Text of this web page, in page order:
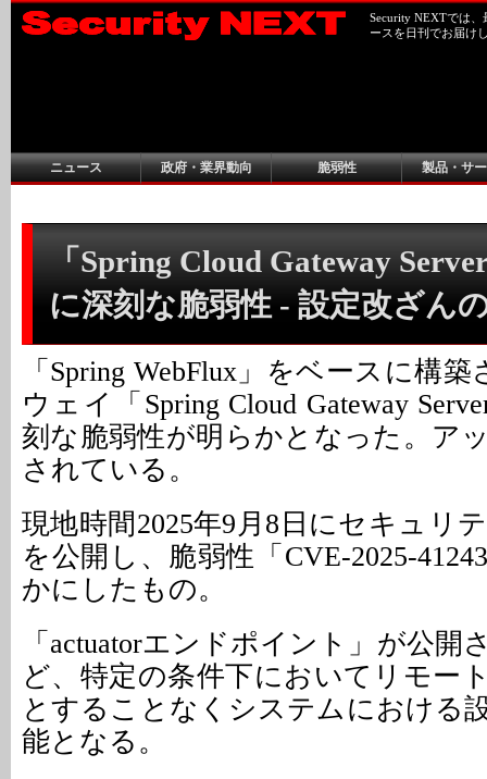
Security NEXTでは
ースを日刊でお届け
ニュース 政府・業界動向 脆弱性 製品・サ
「Spring Cloud Gateway
に深刻な脆弱性 - 設定改ざん
「Spring WebFlux」をベースに構
ウェイ「Spring Cloud Gateway
刻な脆弱性が明らかとなった。ア
されている。
現地時間2025年9月8日にセキュリ
を公開し、脆弱性「CVE-2025-
かにしたもの。
「actuatorエンドポイント」が公開
ど、特定の条件下においてリモー
とすることなくシステムにおける
能となる。